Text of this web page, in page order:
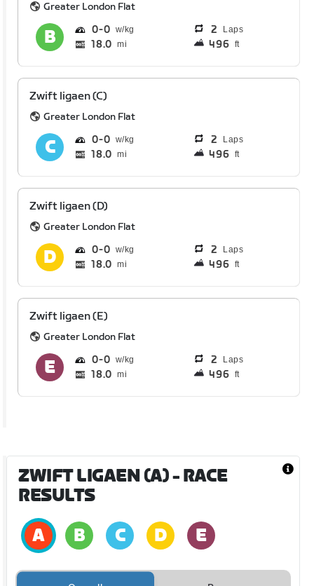
Greater London Flat
0 0 2 Laps
18.0 mi 496 ft
Zwift ligaen (C)
Greater London Flat
0 0 2 Laps
18.0 mi 496 ft
Zwift ligaen (D)
Greater London Flat
0 0 2 Laps
18.0 mi 496 ft
Zwift ligaen (E)
Greater London Flat
0 0 2 Laps
18.0 mi 496 ft
ZWIFT LIGAEN (A)- RACE
RESULTS